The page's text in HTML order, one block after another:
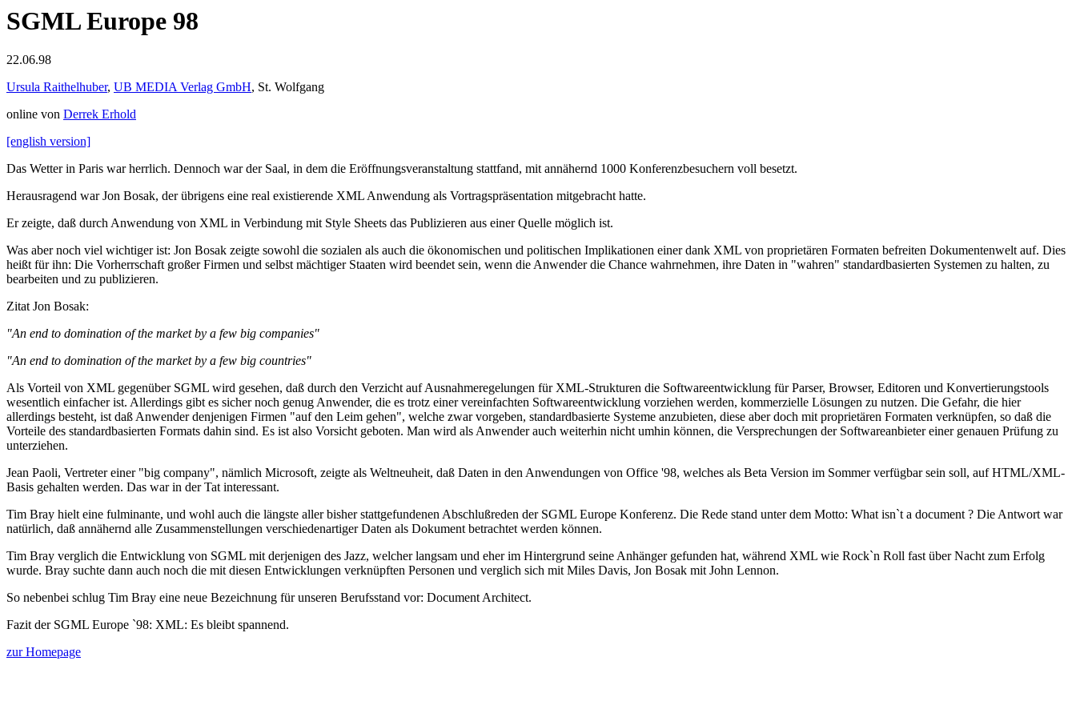
SGML Europe 98
22.06.98
Ursula Raithelhuber, UB MEDIA Verlag GmbH, St. Wolfgang
online von Derrek Erhold
[english version]
Das Wetter in Paris war herrlich. Dennoch war der Saal, in dem die Eröffnungsveranstaltung stattfand, mit annähernd 1000 Konferenzbesuchern voll besetzt.
Herausragend war Jon Bosak, der übrigens eine real existierende XML Anwendung als Vortragspräsentation mitgebracht hatte.
Er zeigte, daß durch Anwendung von XML in Verbindung mit Style Sheets das Publizieren aus einer Quelle möglich ist.
Was aber noch viel wichtiger ist: Jon Bosak zeigte sowohl die sozialen als auch die ökonomischen und politischen Implikationen einer dank XML von proprietären Formaten befreiten Dokumentenwelt auf. Dies
heißt für ihn: Die Vorherrschaft großer Firmen und selbst mächtiger Staaten wird beendet sein, wenn die Anwender die Chance wahrnehmen, ihre Daten in "wahren" standardbasierten Systemen zu halten, zu
bearbeiten und zu publizieren.
Zitat Jon Bosak:
"An end to domination of the market by a few big companies"
"An end to domination of the market by a few big countries"
Als Vorteil von XML gegenüber SGML wird gesehen, daß durch den Verzicht auf Ausnahmeregelungen für XML-Strukturen die Softwareentwicklung für Parser, Browser, Editoren und Konvertierungstools
wesentlich einfacher ist. Allerdings gibt es sicher noch genug Anwender, die es trotz einer vereinfachten Softwareentwicklung vorziehen werden, kommerzielle Lösungen zu nutzen. Die Gefahr, die hier
allerdings besteht, ist daß Anwender denjenigen Firmen "auf den Leim gehen", welche zwar vorgeben, standardbasierte Systeme anzubieten, diese aber doch mit proprietären Formaten verknüpfen, so daß die
Vorteile des standardbasierten Formats dahin sind. Es ist also Vorsicht geboten. Man wird als Anwender auch weiterhin nicht umhin können, die Versprechungen der Softwareanbieter einer genauen Prüfung zu
unterziehen.
Jean Paoli, Vertreter einer "big company", nämlich Microsoft, zeigte als Weltneuheit, daß Daten in den Anwendungen von Office '98, welches als Beta Version im Sommer verfügbar sein soll, auf HTML/XML-
Basis gehalten werden. Das war in der Tat interessant.
Tim Bray hielt eine fulminante, und wohl auch die längste aller bisher stattgefundenen Abschlußreden der SGML Europe Konferenz. Die Rede stand unter dem Motto: What isn`t a document ? Die Antwort war
natürlich, daß annähernd alle Zusammenstellungen verschiedenartiger Daten als Dokument betrachtet werden können.
Tim Bray verglich die Entwicklung von SGML mit derjenigen des Jazz, welcher langsam und eher im Hintergrund seine Anhänger gefunden hat, während XML wie Rock`n Roll fast über Nacht zum Erfolg
wurde. Bray suchte dann auch noch die mit diesen Entwicklungen verknüpften Personen und verglich sich mit Miles Davis, Jon Bosak mit John Lennon.
So nebenbei schlug Tim Bray eine neue Bezeichnung für unseren Berufsstand vor: Document Architect.
Fazit der SGML Europe `98: XML: Es bleibt spannend.
zur Homepage